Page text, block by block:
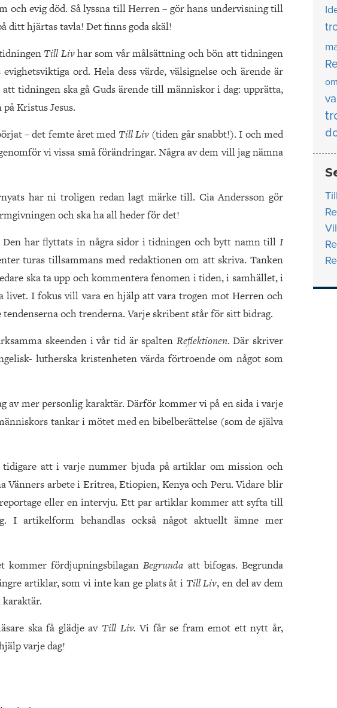
och evig död. Så lyssna till Herren – gör hans undervisning till
ditt hjärtas tavla! Det finns goda skäl!
Till Livhar som vår målsättning och bön att tidningen
ord. Hela dess värde, välsignelse och ärende är
tidningen ska gå Guds ärende till människor i dag: upprätta,
Kristus Jesus.
– det femte året med Till Liv (tiden går snabbt!). I och med
vi vissa små förändringar. Några av dem vill jag nämna
har ni troligen redan lagt märke till. Cia Andersson gör
och ska ha all heder för det!
Den har flyttats in några sidor i tidningen och bytt namn till I
turas tillsammans med redaktionen om att skriva. Tanken
ska ta upp och kommentera fenomen i tiden, i samhället, i
livet. I fokus vill vara en hjälp att vara trogen mot Herren och
tendenserna och trenderna. Varje skribent står för sitt bidrag.
skeenden i vår tid är spalten Reflektionen. Där skriver
lutherska kristenheten värda förtroende om något som
av mer personlig karaktär. Därför kommer vi på en sida i varje
tankar i mötet med en bibelberättelse (som de själva
att i varje nummer bjuda på artiklar om mission och
Vänners arbete i Eritrea, Etiopien, Kenya och Peru. Vidare blir
eller en intervju. Ett par artiklar kommer att syfta till
I artikelform behandlas också något aktuellt ämne mer
kommer fördjupningsbilagan Begrunda att bifogas. Begrunda
artiklar, som vi inte kan ge plats åt i Till Liv, en del av dem
ska få glädje av Till Liv.Vi får se fram emot ett nytt år,
varje dag!